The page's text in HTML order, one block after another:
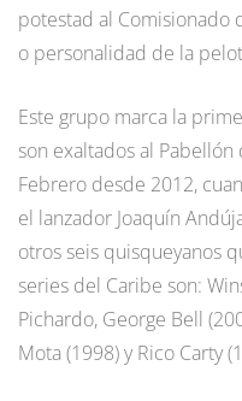
potestad al Comisionado
o personalidad de la
Este grupo marca la
son exaltados al
Febrero desde 2012,
el lanzador Joaquín
otros seis quisqueyanos
series del Caribe son:
Pichardo, George Bell
Mota (1998) y Rico Carty